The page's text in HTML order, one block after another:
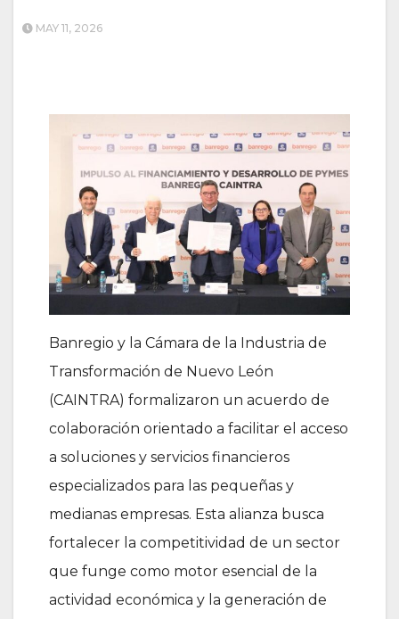
MAY 11, 2026
Banregio y la Cámara de la Industria de
Transformación de Nuevo León
(CAINTRA) formalizaron un acuerdo de
colaboración orientado a facilitar el acceso
a soluciones y servicios financieros
especializados para las pequeñas y
medianas empresas. Esta alianza busca
fortalecer la competitividad de un sector
que funge como motor esencial de la
actividad económica y la generación de